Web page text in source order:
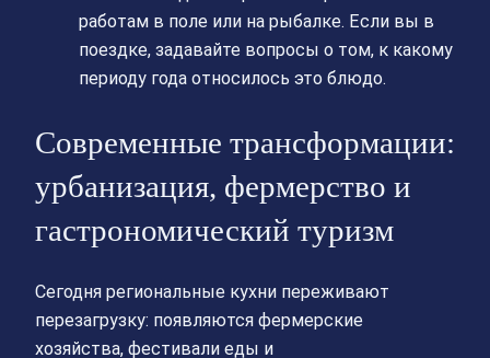
работам в поле или на рыбалке. Если вы в
поездке, задавайте вопросы о том, к какому
периоду года относилось это блюдо.
Современные трансформации:
урбанизация, фермерство и
гастрономический туризм
Сегодня региональные кухни переживают
перезагрузку: появляются фермерские
хозяйства, фестивали еды и